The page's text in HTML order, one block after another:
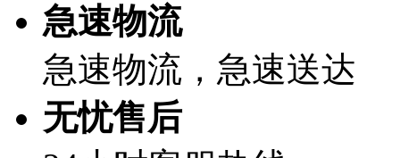
急速物流
急速物流，急速送达
无忧售后